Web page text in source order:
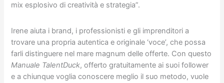
mix esplosivo di creatività e strategia”.
Irene aiuta i brand, i professionisti e gli imprenditori a
trovare una propria autentica e originale ‘voce’, che possa
farli distinguere nel mare magnum delle offerte. Con questo
Manuale TalentDuck, offerto gratuitamente ai suoi follower
e a chiunque voglia conoscere meglio il suo metodo, vuole